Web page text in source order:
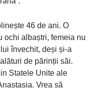
46 de ani. O
ochi albaștri, femeia nu
învechit, deși și-a
de părinții săi.
Statele Unite ale
Vrea să